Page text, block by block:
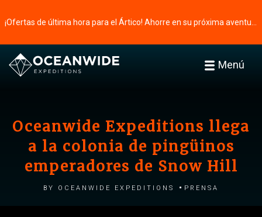
Menú
Oceanwide Expeditions llega
a la colonia de pingüinos
emperadores de Snow Hill
by Oceanwide Expeditions Prensa